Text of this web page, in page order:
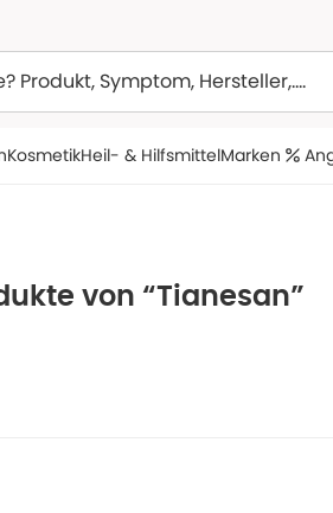
KosmetikHeil- & HilfsmittelMarken
von “Tianesan”